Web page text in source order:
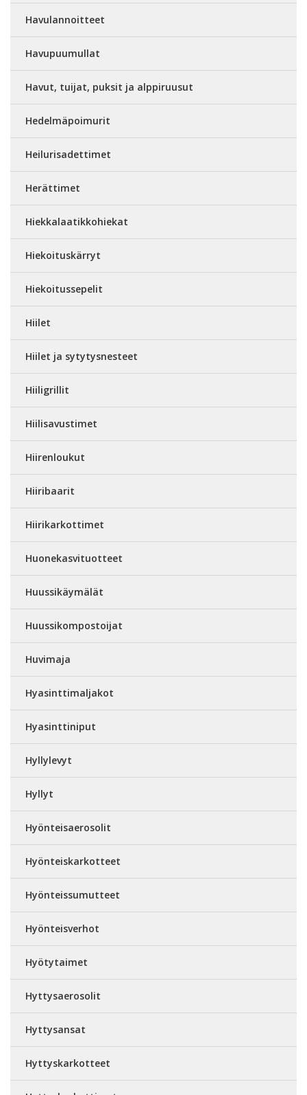
Havulannoitteet
Havupuumullat
Havut, tuijat, puksit ja alppiruusut
Hedelmäpoimurit
Heilurisadettimet
Herättimet
Hiekkalaatikkohiekat
Hiekoituskärryt
Hiekoitussepelit
Hiilet
Hiilet ja sytytysnesteet
Hiiligrillit
Hiilisavustimet
Hiirenloukut
Hiiribaarit
Hiirikarkottimet
Huonekasvituotteet
Huussikäymälät
Huussikompostoijat
Huvimaja
Hyasinttimaljakot
Hyasinttiniput
Hyllylevyt
Hyllyt
Hyönteisaerosolit
Hyönteiskarkotteet
Hyönteissumutteet
Hyönteisverhot
Hyötytaimet
Hyttysaerosolit
Hyttysansat
Hyttyskarkotteet